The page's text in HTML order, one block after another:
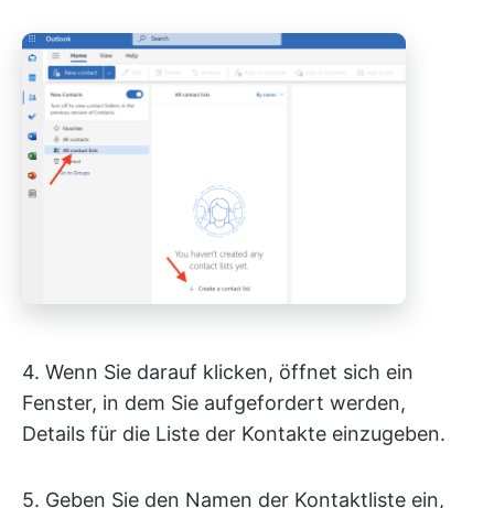
4. Wenn Sie darauf klicken, öffnet sich ein
Fenster, in dem Sie aufgefordert werden,
Details für die Liste der Kontakte einzugeben.
5. Geben Sie den Namen der Kontaktliste ein,